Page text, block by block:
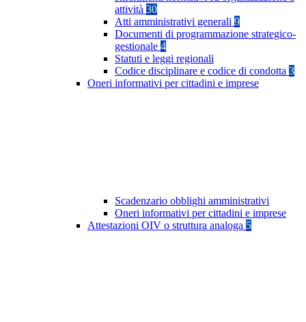
attività 30
Atti amministrativi generali 9
Documenti di programmazione strategico-
gestionale 4
Statuti e leggi regionali
Codice disciplinare e codice di condotta 3
Oneri informativi per cittadini e imprese
Scadenzario obblighi amministrativi
Oneri informativi per cittadini e imprese
Attestazioni OIV o struttura analoga 5